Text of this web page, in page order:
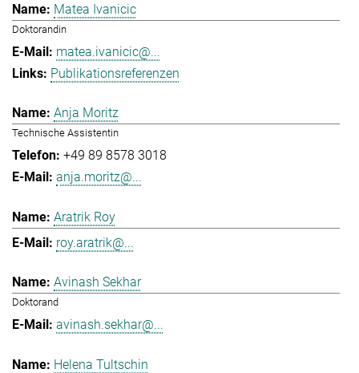
Matea Ivanicic
Doktorandin
matea.ivanicic@...
Publikationsreferenzen
Anja Moritz
Technische Assistentin
+49 89 8578 3018
anja.moritz@...
Aratrik Roy
roy.aratrik@...
Avinash Sekhar
Doktorand
avinash.sekhar@...
Helena Tultschin